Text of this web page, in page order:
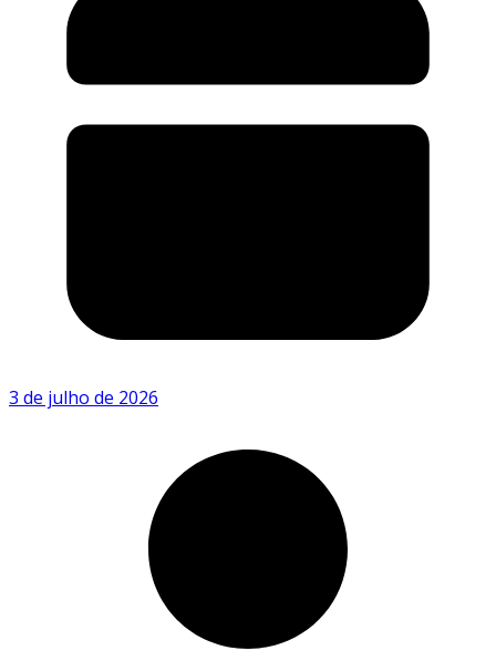
3 de julho de 2026